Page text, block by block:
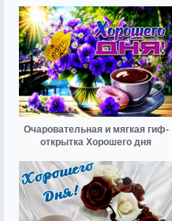
Очаровательная и мягкая гиф-
открытка Хорошего дня